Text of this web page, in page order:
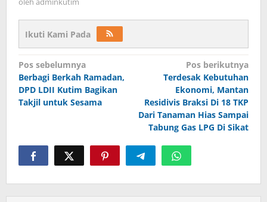
Ikuti Kami Pada
Navigasi
pos
Pos sebelumnya
Berbagi Berkah Ramadan,
DPD LDII Kutim Bagikan
Takjil untuk Sesama
Pos berikutnya
Terdesak Kebutuhan
Ekonomi, Mantan
Residivis Braksi Di 18 TKP
Dari Tanaman Hias Sampai
Tabung Gas LPG Di Sikat